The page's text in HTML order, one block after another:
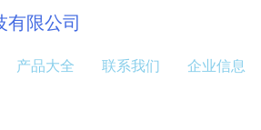
有限公司
产品大全 联系我们 企业信息